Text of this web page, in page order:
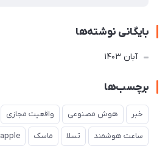
بایگانی نوشته‌ها
آبان 1403
برچسب‌ها
خبر هوش مصنوعی واقعیت مجازی
ساعت هوشمند تسلا ماسک apple